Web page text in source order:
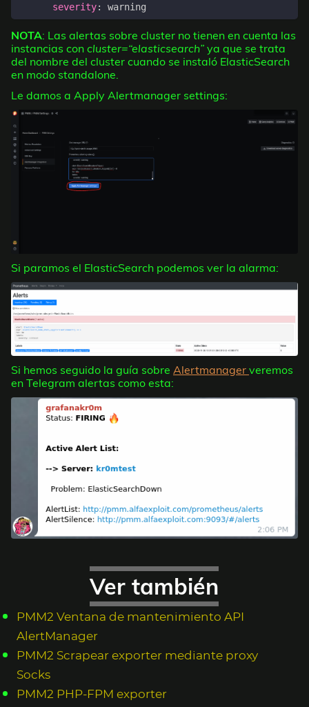
severity: warning
NOTA: Las alertas sobre cluster no tienen en cuenta las
instancias con cluster=“elasticsearch” ya que se trata
del nombre del cluster cuando se instaló ElasticSearch
en modo standalone.
Le damos a Apply Alertmanager settings:
Si paramos el ElasticSearch podemos ver la alarma:
Si hemos seguido la guía sobre Alertmanager veremos
en Telegram alertas como esta:
Ver también
PMM2 Ventana de mantenimiento API
AlertManager
PMM2 Scrapear exporter mediante proxy
Socks
PMM2 PHP-FPM exporter